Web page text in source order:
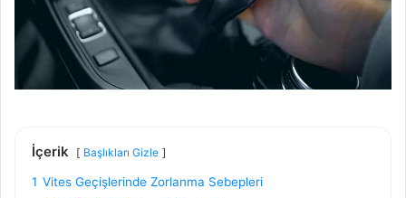
İçerik Başlıkları Gizle
1 Vites Geçişlerinde Zorlanma Sebepleri